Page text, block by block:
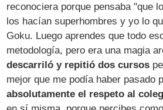
reconociera porque pensaba "que
los hacían superhombres y yo lo
Goku. Luego aprendes que todo
metodología, pero era una magia
descarriló y repitió dos cursos
mejor que me podía haber pasado
absolutamente el respeto al